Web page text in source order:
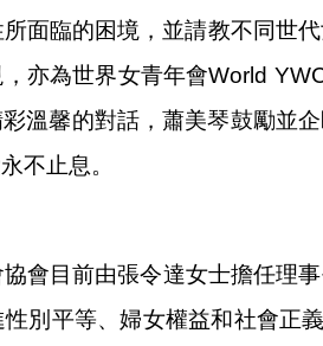
面臨的困境，並請教不同世
，亦為世界女青年會World
溫馨的對話，蕭美琴鼓勵並
不止息。
會目前由張令達女士擔任理
別平等、婦女權益和社會正